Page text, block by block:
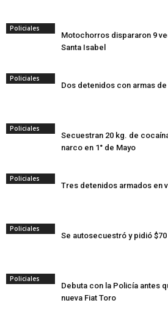
Policiales
Motochorros dispararon 9
Santa Isabel
Policiales
Dos detenidos con armas
Policiales
Secuestran 20 kg. de
narco en 1° de Mayo
Policiales
Tres detenidos armados en
Policiales
Se autosecuestró y pidió
Policiales
Debuta con la Policía antes
nueva Fiat Toro